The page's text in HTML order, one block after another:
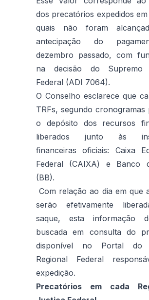
dos precatórios expedidos
quais não foram
antecipação do
dezembro passado, com
na decisão do Supremo
Federal (ADI 7064).
O Conselho esclarece que
TRFs, segundo cronogramas
o depósito dos recursos
liberados junto às
financeiras oficiais: Caixa
Federal (CAIXA) e Banco
(BB).
Com relação ao dia em que
serão efetivamente
saque, esta informação
buscada em consulta do
disponível no Portal do
Regional Federal
expedição.
Precatórios em cada